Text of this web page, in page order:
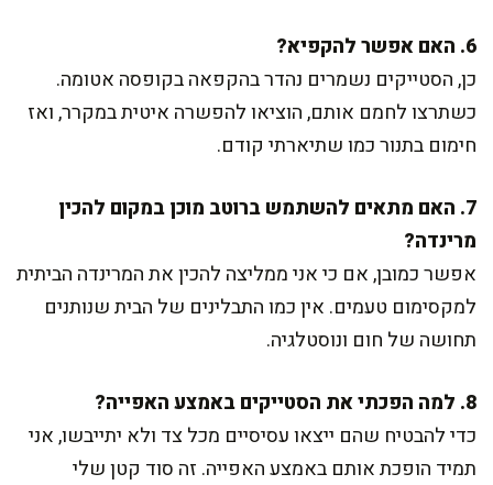
6. האם אפשר להקפיא?
כן, הסטייקים נשמרים נהדר בהקפאה בקופסה אטומה.
כשתרצו לחמם אותם, הוציאו להפשרה איטית במקרר, ואז
חימום בתנור כמו שתיארתי קודם.
7. האם מתאים להשתמש ברוטב מוכן במקום להכין
מרינדה?
אפשר כמובן, אם כי אני ממליצה להכין את המרינדה הביתית
למקסימום טעמים. אין כמו התבלינים של הבית שנותנים
תחושה של חום ונוסטלגיה.
8. למה הפכתי את הסטייקים באמצע האפייה?
כדי להבטיח שהם ייצאו עסיסיים מכל צד ולא יתייבשו, אני
תמיד הופכת אותם באמצע האפייה. זה סוד קטן שלי